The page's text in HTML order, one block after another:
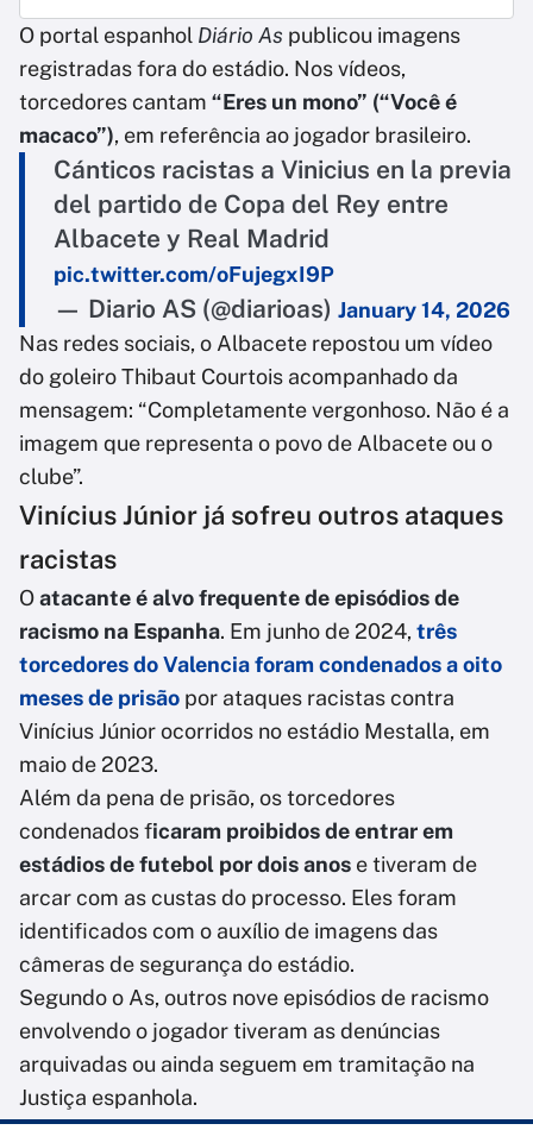
O portal espanhol Diário As publicou imagens
registradas fora do estádio. Nos vídeos,
torcedores cantam “Eres un mono” (“Você é
macaco”), em referência ao jogador brasileiro.
Cánticos racistas a Vinicius en la previa
del partido de Copa del Rey entre
Albacete y Real Madrid
pic.twitter.com/oFujegxI9P
— Diario AS (@diarioas) January 14, 2026
Nas redes sociais, o Albacete repostou um vídeo
do goleiro Thibaut Courtois acompanhado da
mensagem: “Completamente vergonhoso. Não é a
imagem que representa o povo de Albacete ou o
clube”.
Vinícius Júnior já sofreu outros ataques
racistas
Oatacante é alvo frequente de episódios de
racismo na Espanha. Em junho de 2024, três
torcedores do Valencia foram condenados a oito
meses de prisão por ataques racistas contra
Vinícius Júnior ocorridos no estádio Mestalla, em
maio de 2023.
Além da pena de prisão, os torcedores
condenados ficaram proibidos de entrar em
estádios de futebol por dois anos e tiveram de
arcar com as custas do processo. Eles foram
identificados com o auxílio de imagens das
câmeras de segurança do estádio.
Segundo o As, outros nove episódios de racismo
envolvendo o jogador tiveram as denúncias
arquivadas ou ainda seguem em tramitação na
Justiça espanhola.